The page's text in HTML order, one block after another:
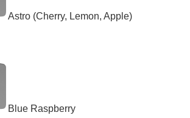
Astro (Cherry, Lemon, Apple)
Blue Raspberry